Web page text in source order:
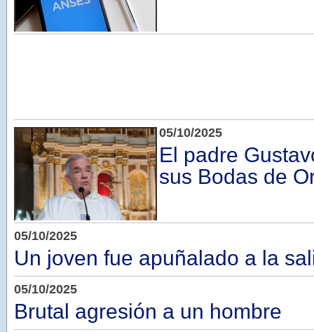
05/10/2025
El padre
sus Bodas de
05/10/2025
Un joven fue apuñalado a la
05/10/2025
Brutal agresión a un hombre